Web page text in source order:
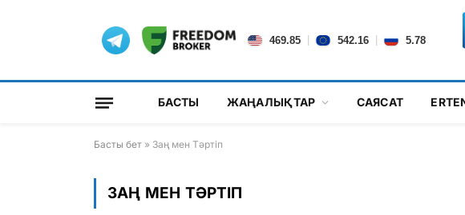
469.85 542.16 5.78
БАСТЫ ЖАҢАЛЫҚТАР САЯСАТ
Басты бет » Заң мен Тәртіп
ЗАҢ МЕН ТӘРТІП